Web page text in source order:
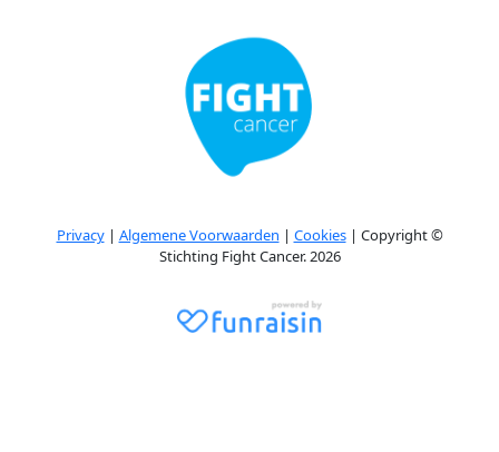
Privacy| Algemene Voorwaarden | Cookies| Copyright ©
Stichting Fight Cancer. 2026